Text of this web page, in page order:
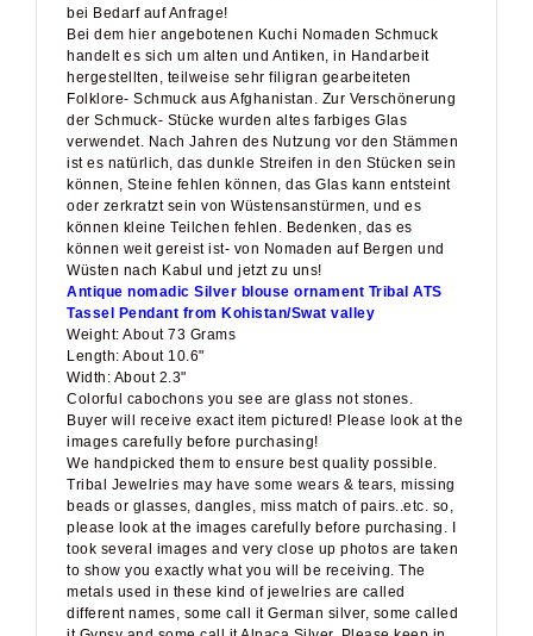
Bei dem hier angebotenen Kuchi Nomaden Schmuck
handelt es sich um alten und Antiken, in Handarbeit
hergestellten, teilweise sehr filigran gearbeiteten
Folklore- Schmuck aus Afghanistan. Zur Verschönerung
der Schmuck- Stücke wurden altes farbiges Glas
verwendet. Nach Jahren des Nutzung vor den Stämmen
ist es natürlich, das dunkle Streifen in den Stücken sein
können, Steine fehlen können, das Glas kann entsteint
oder zerkratzt sein von Wüstensanstürmen, und es
können kleine Teilchen fehlen. Bedenken, das es
können weit gereist ist- von Nomaden auf Bergen und
Wüsten nach Kabul und jetzt zu uns!
Antique nomadic Silver blouse ornament Tribal ATS
Tassel Pendant from Kohistan/Swat valley
Weight: About 73 Grams
Length: About 10.6"
Width: About 2.3"
Colorful cabochons you see are glass not stones.
Buyer will receive exact item pictured! Please look at the
images carefully before purchasing!
We handpicked them to ensure best quality possible.
Tribal Jewelries may have some wears & tears, missing
beads or glasses, dangles, miss match of pairs..etc. so,
please look at the images carefully before purchasing. I
took several images and very close up photos are taken
to show you exactly what you will be receiving. The
metals used in these kind of jewelries are called
different names, some call it German silver, some called
it Gypsy and some call it Alpaca Silver. Please keep in
mind some pairs may not match 100% for many reasons,